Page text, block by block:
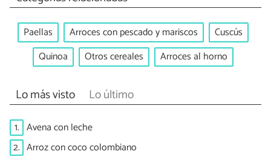
Paellas Arroces con pescado y mariscos
Cuscús
Quinoa
Otros cereales Arroces al horno
Lo más visto Lo último
1. Avena con leche
2. Arroz con coco colombiano